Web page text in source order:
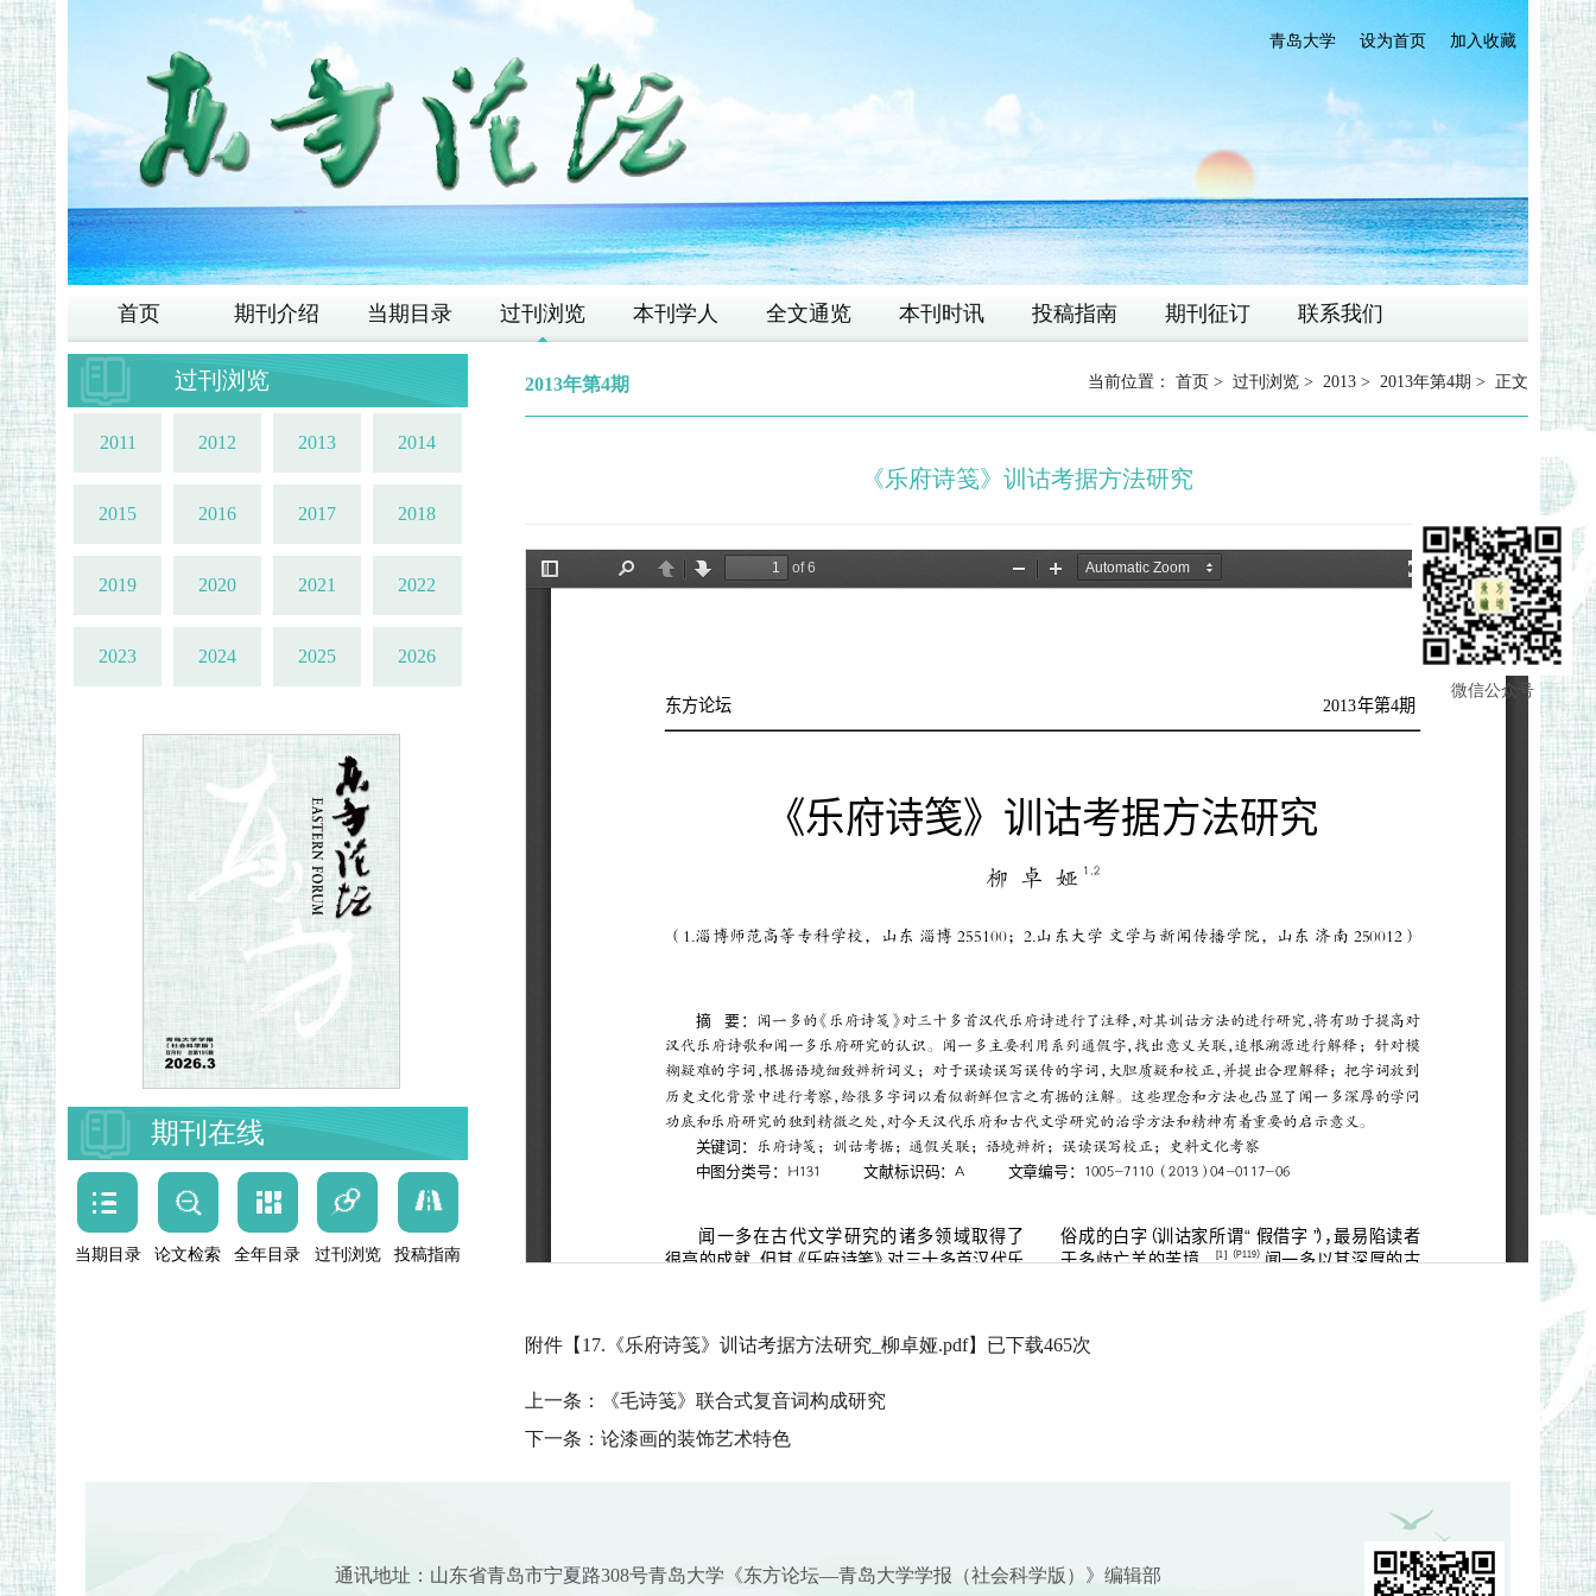
加入收藏
设为首页
青岛大学
首页 期刊介绍 当期目录 过刊浏览 本刊学人 全文通览 本刊时讯 投稿指南 期刊征订 联系我们
微信公众号
过刊浏览
2011 2012 2013 2014
2015 2016 2017 2018
2019 2020 2021 2022
2023 2024 2025 2026
期刊在线
当期目录 论文检索 全年目录 过刊浏览 投稿指南
2013年第4期 当前位置： 首页 > 过刊浏览 > 2013 > 2013年第4期 > 正文
《乐府诗笺》训诂考据方法研究
附件【 17.《乐府诗笺》训诂考据方法研究_柳卓娅.pdf】已下载465次
上一条：
《毛诗笺》联合式复音词构成研究
下一条： 论漆画的装饰艺术特色
通讯地址：山东省青岛市宁夏路308号青岛大学《东方论坛—青岛大学学报（社会科学版）》编辑部